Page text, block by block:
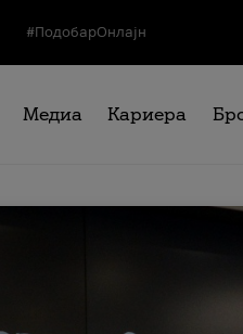
#ПодобарОнлајн
Медиа Кариера